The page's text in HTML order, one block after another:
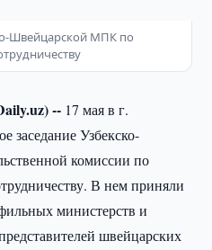
Швейцарской МПК по
-- 17 мая в г.
заседание Узбекско-
комиссии по
В нем приняли
министерств и
швейцарских